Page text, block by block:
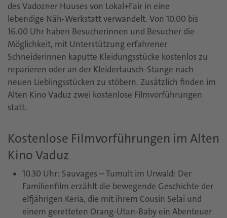
des Vadozner Huuses von Lokal+Fair in eine
lebendige Näh-Werkstatt verwandelt. Von 10.00 bis
16.00 Uhr haben Besucherinnen und Besucher die
Möglichkeit, mit Unterstützung erfahrener
Schneiderinnen kaputte Kleidungsstücke kostenlos zu
reparieren oder an der Kleidertausch-Stange nach
neuen Lieblingsstücken zu stöbern. Zusätzlich finden im
Alten Kino Vaduz zwei kostenlose Filmvorführungen
statt.
Kostenlose Filmvorführungen im Alten
Kino Vaduz
10.30 Uhr: Sauvages – Tumult im Urwald: Der
Familienfilm erzählt die bewegende Geschichte der
elfjährigen Keria, die mit ihrem Cousin Selaï und
einem geretteten Orang-Utan-Baby ein Abenteuer